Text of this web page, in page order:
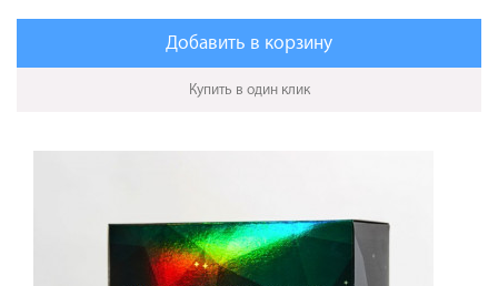
Добавить в корзину
Купить в один клик